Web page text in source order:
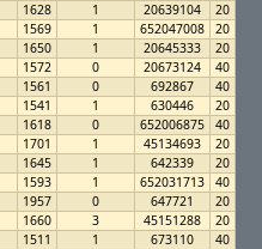
1628 1 20639104
20
1569 1 652047008
20
1650 1 20645333
20
1572 0 20673124
40
1561 0 692867
40
1541 1 630446
20
1618 0 652006875
40
1701 1 45134693
20
1645 1 642339
20
1593 1 652031713
40
1957 0 647721
20
1660 3 45151288
20
1511 1 673110
40